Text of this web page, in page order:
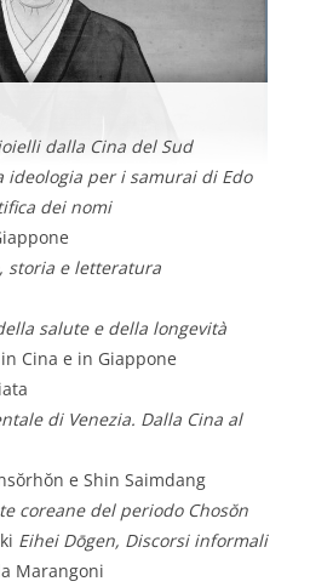
dalla Cina del Sud
ideologia per i samurai di Edo
dei nomi
storia e letteratura
salute e della longevità
Cina e in Giappone
di Venezia. Dalla Cina al
e Shin Saimdang
coreane del periodo Chosŏn
Eihei Dōgen, Discorsi informali
Marangoni